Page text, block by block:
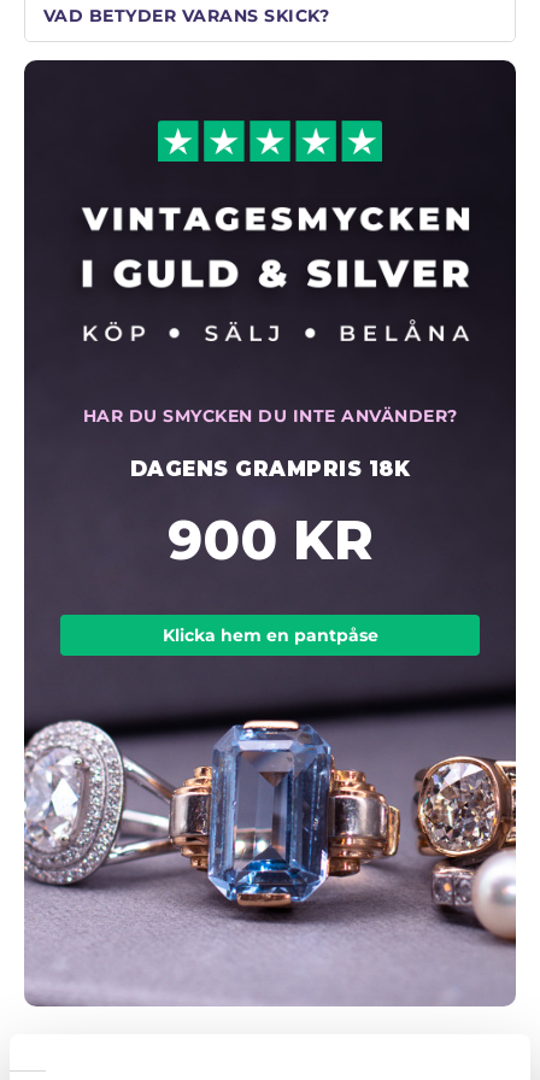
VAD BETYDER VARANS SKICK?
HAR DU SMYCKEN DU INTE ANVÄNDER?
DAGENS GRAMPRIS 18K
900 KR
Klicka hem en pantpåse